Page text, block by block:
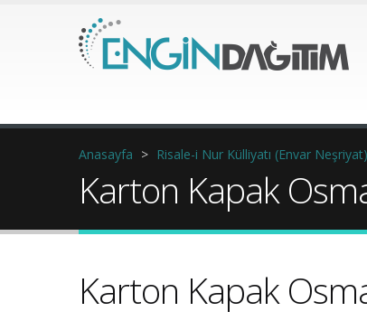
Anasayfa > Risale-i Nur Külliyatı (Envar Neşriyat)
Karton Kapak
Karton Kapak